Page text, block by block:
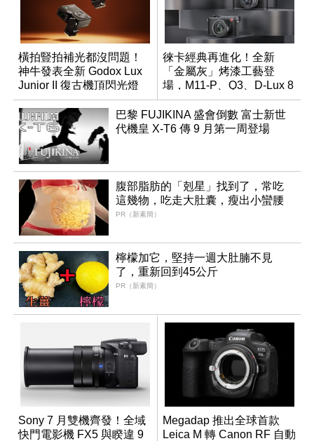
橫拍豎拍補光都沒問題！
神牛發表全新 Godox Lux
Junior II 復古機頂閃光燈
徠卡經典再進化！全新
「金屬灰」烤漆工藝登
場，M11-P、Q3、D-Lux 8
領銜換裝
巴黎 FUJIKINA 盛會倒數 富士新世
代機皇 X-T6 傳 9 月第一周登場
腹部脂肪的「剋星」找到了，常吃
這幾物，吃走大肚囊，瘦出小蠻腰
PR（新素簡）
檸檬加它，堅持一週大肚腩不見
了，重新回到45公斤
PR（新素簡）
Sony 7 月雙機齊發！全域
快門電影機 FX5 與睽違 9
Megadap 推出全球首款
Leica M 轉 Canon RF 自動